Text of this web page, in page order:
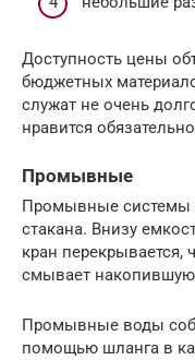
Доступность цены
бюджетных
служат не очень
нравится
Промывные
Промывные системы
стакана. Внизу
кран перекрывается,
смывает
Промывные воды
помощью шланга в